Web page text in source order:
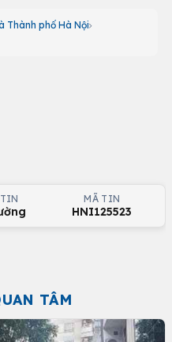
Thành phố Hà Nội
MÃ TIN
HNI125523
TÂM